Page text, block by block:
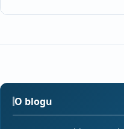
O blogu